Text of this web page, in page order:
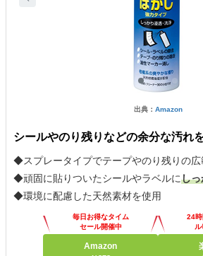
出典： Amazon
シールやのり残りなどの余分な汚れ
◆スプレータイプでテープやのり残りの広
◆頑固に貼りついたシールやラベルにしっ
◆環境に配慮した天然素材を使用
毎日お得なタイム
セール開催中
Amazon
24時
ル